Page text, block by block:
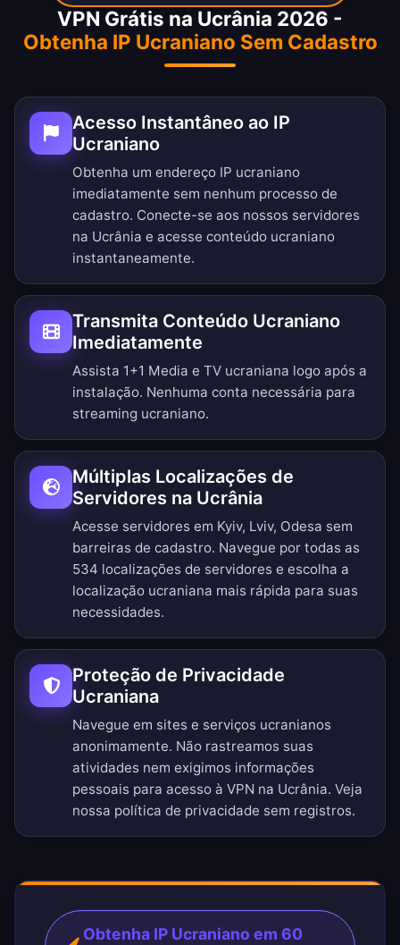
VPN Grátis na Ucrânia 2026 -
Obtenha IP Ucraniano Sem Cadastro
Acesso Instantâneo ao IP
Ucraniano
Obtenha um endereço IP ucraniano
imediatamente sem nenhum processo de
cadastro. Conecte-se aos nossos servidores
na Ucrânia e acesse conteúdo ucraniano
instantaneamente.
Transmita Conteúdo Ucraniano
Imediatamente
Assista 1+1 Media e TV ucraniana logo após a
instalação. Nenhuma conta necessária para
streaming ucraniano.
Múltiplas Localizações de
Servidores na Ucrânia
Acesse servidores em Kyiv, Lviv, Odesa sem
barreiras de cadastro. Navegue por todas as
534 localizações de servidores e escolha a
localização ucraniana mais rápida para suas
necessidades.
Proteção de Privacidade
Ucraniana
Navegue em sites e serviços ucranianos
anonimamente. Não rastreamos suas
atividades nem exigimos informações
pessoais para acesso à VPN na Ucrânia. Veja
nossa política de privacidade sem registros.
Obtenha IP Ucraniano em 60